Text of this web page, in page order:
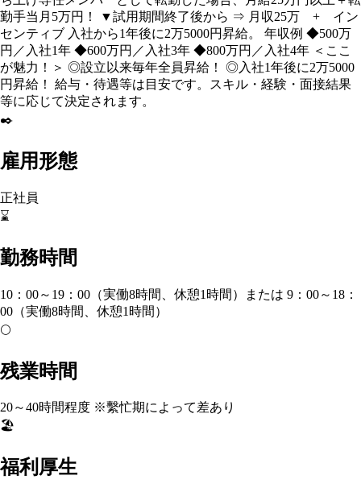
勤手当月5万円！ ▼試用期間終了後から ⇒ 月収25万 + イン
センティブ 入社から1年後に2万5000円昇給。 年収例 ◆500万
円／入社1年 ◆600万円／入社3年 ◆800万円／入社4年 ＜ここ
が魅力！＞ ◎設立以来毎年全員昇給！ ◎入社1年後に2万5000
円昇給！ 給与・待遇等は目安です。スキル・経験・面接結果
等に応じて決定されます。
✒️
雇用形態
正社員
⌛
勤務時間
10：00～19：00（実働8時間、休憩1時間）または 9：00～18：
00（実働8時間、休憩1時間）
🌕
残業時間
20～40時間程度 ※繫忙期によって差あり
🏖️
福利厚生